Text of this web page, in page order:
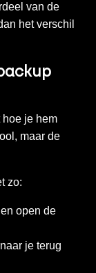
van de
het verschil
je hem
maar de
zo:
open de
je terug